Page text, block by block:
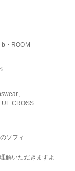
・ROOM
、
CROSS
ソフィ
解いただきますよ